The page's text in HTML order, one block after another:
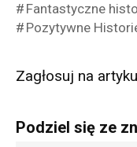
Fantastyczne
Pozytywne
Zagłosuj na
Podziel się ze